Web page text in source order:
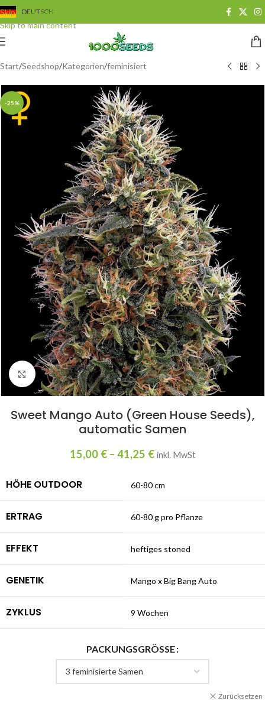
Skip to navigation
Skip to main content
DEUTSCH
Start/Seedshop/Kategorien/feminisiert
-25%
Click to enlarge
Sweet Mango Auto (Green House Seeds),
automatic Samen
15,00 € – 41,25 € inkl. MwSt
HÖHE OUTDOOR 60-80 cm
ERTRAG 60-80 g pro Pflanze
EFFEKT heftiges stoned
GENETIK Mango x Big Bang Auto
ZYKLUS 9 Wochen
PACKUNGSGRÖSSE
Zurücksetzen